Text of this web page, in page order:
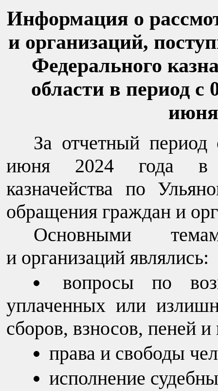
Информация о
и организаций,
Федерального
области в период с
июня
За отчетный
июня 2024 года в
казначейства по
обращения граждан и
Основными
и организаций являлись:
вопросы по
уплаченных или
сборов, взносов, пеней
права и свободы
исполнение